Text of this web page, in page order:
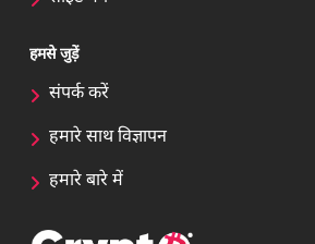
हमसे जुड़ें
संपर्क करें
हमारे साथ विज्ञापन
हमारे बारे में